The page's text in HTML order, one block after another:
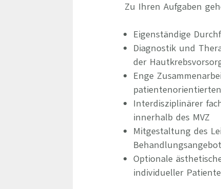
Zu Ihren Aufgaben
Eigenständige
Diagnostik und
der
Enge
Interdisziplinärer
innerhalb des MVZ
Mitgestaltung des
Optionale
individueller